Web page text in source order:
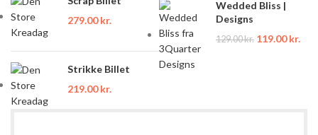
279.00kr.
Strikke Billet
219.00kr.
Wedded Bliss |
Designs
129.00kr. 119.00kr.